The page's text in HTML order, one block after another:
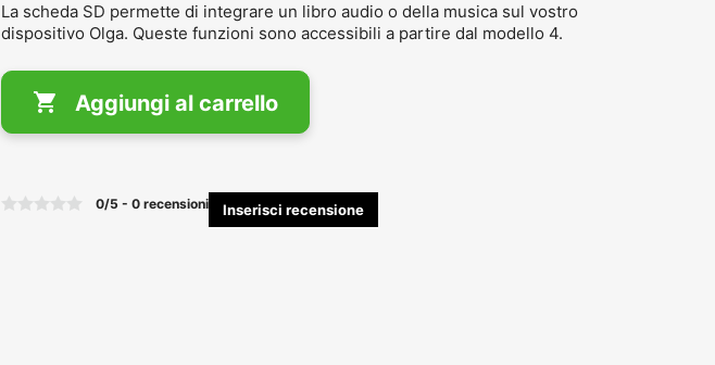
La scheda SD permette di integrare un libro audio o della musica sul vostro
dispositivo Olga. Queste funzioni sono accessibili a partire dal modello 4.
 Aggiungi al carrello
0/5 - 0 recensioni Inserisci recensione